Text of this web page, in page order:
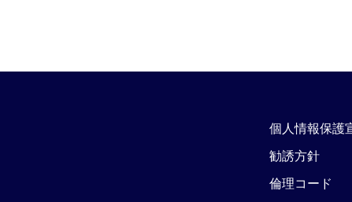
個人情報保護
勧誘方針
倫理コード